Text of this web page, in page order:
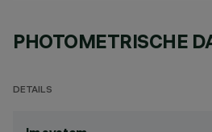
PHOTOMETRISCHE
DETAILS